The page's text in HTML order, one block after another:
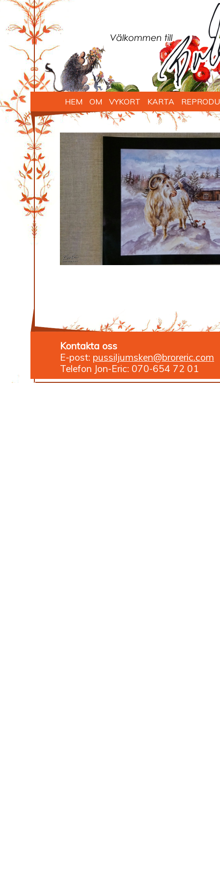
HEM OM VYKORT KARTA
Kontakta oss
E-post: pussiljumsken@broreric.com
Telefon Jon-Eric: 070-654 72 01